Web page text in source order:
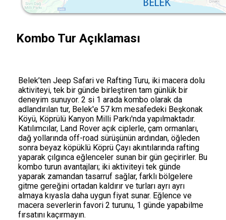
Kombo Tur Açıklaması
Belek’ten Jeep Safari ve Rafting Turu, iki macera dolu
aktiviteyi, tek bir günde birleştiren tam günlük bir
deneyim sunuyor. 2 si 1 arada kombo olarak da
adlandırılan tur, Belek'e 57 km mesafedeki Beşkonak
Köyü, Köprülü Kanyon Milli Parkı'nda yapılmaktadır.
Katılımcılar, Land Rover açık ciplerle, çam ormanları,
dağ yollarında off-road sürüşünün ardından, öğleden
sonra beyaz köpüklü Köprü Çayı akıntılarında rafting
yaparak çılgınca eğlenceler sunan bir gün geçirirler. Bu
kombo turun avantajları; iki aktiviteyi tek günde
yaparak zamandan tasarruf sağlar, farklı bölgelere
gitme gereğini ortadan kaldırır ve turları ayrı ayrı
almaya kıyasla daha uygun fiyat sunar. Eğlence ve
macera severlerin favori 2 turunu, 1 günde yapabilme
fırsatını kaçırmayın.